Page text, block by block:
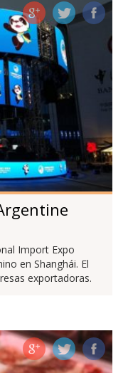
Import Expo
en Shanghái. El
exportadoras.